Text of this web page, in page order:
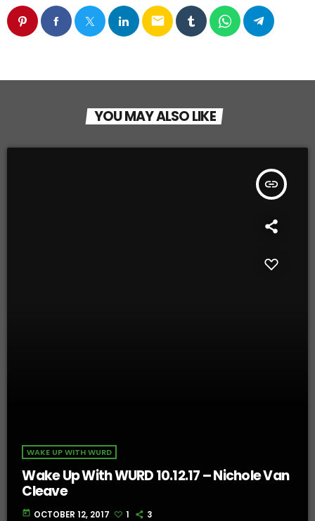
email
YOU MAY ALSO LIKE
insert_link
WAKE UP WITH WURD
Wake Up With WURD 10.12.17 – Nichole Van
Cleave
today OCTOBER 12, 2017 1 3